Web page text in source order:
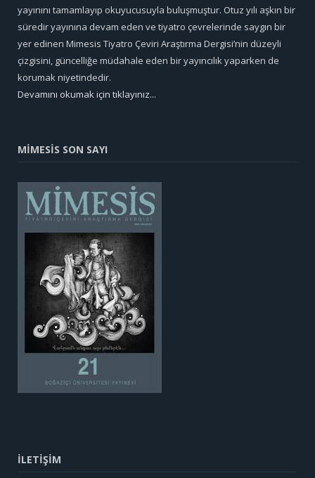
yayınını tamamlayıp okuyucusuyla buluşmuştur. Otuz yılı aşkın bir
süredir yayınına devam eden ve tiyatro çevrelerinde saygın bir
yer edinen Mimesis Tiyatro Çeviri Araştırma Dergisi’nin düzeyli
çizgisini, güncelliğe müdahale eden bir yayıncılık yaparken de
korumak niyetindedir.
Devamını okumak için tıklayınız...
MİMESİS SON SAYI
İLETİŞİM